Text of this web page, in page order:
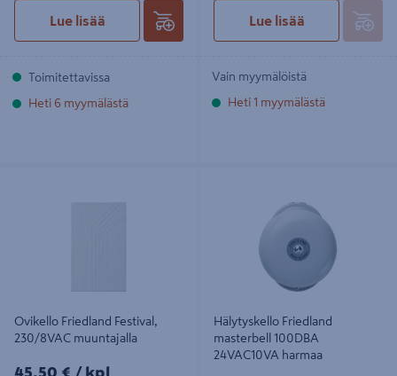
Lue lisää
Toimitettavissa
Heti 6 myymälästä
Lue lisää
Vain myymälöistä
Heti 1 myymälästä
Ovikello Friedland Festival,
230/8VAC muuntajalla
45,50€/kpl
45,50 € / kpl
Hälytyskello Friedland
masterbell 100DBA
24VAC10VA harmaa